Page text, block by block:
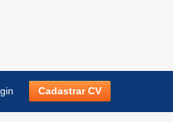
Cadastrar CV